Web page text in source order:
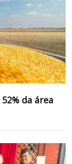
da área